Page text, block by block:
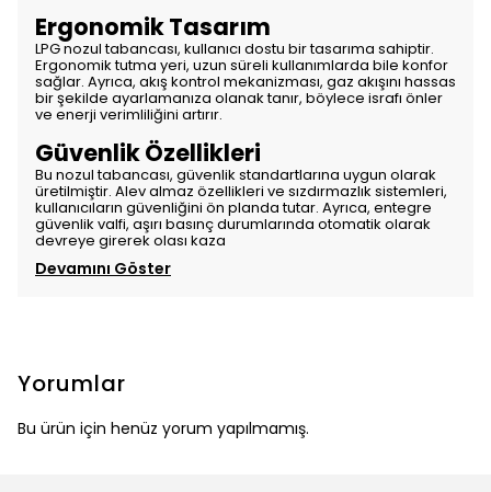
Ergonomik Tasarım
LPG nozul tabancası, kullanıcı dostu bir tasarıma sahiptir.
Ergonomik tutma yeri, uzun süreli kullanımlarda bile konfor
sağlar. Ayrıca, akış kontrol mekanizması, gaz akışını hassas
bir şekilde ayarlamanıza olanak tanır, böylece israfı önler
ve enerji verimliliğini artırır.
Güvenlik Özellikleri
Bu nozul tabancası, güvenlik standartlarına uygun olarak
üretilmiştir. Alev almaz özellikleri ve sızdırmazlık sistemleri,
kullanıcıların güvenliğini ön planda tutar. Ayrıca, entegre
güvenlik valfi, aşırı basınç durumlarında otomatik olarak
devreye girerek olası kaza
Devamını Göster
Yorumlar
Bu ürün için henüz yorum yapılmamış.